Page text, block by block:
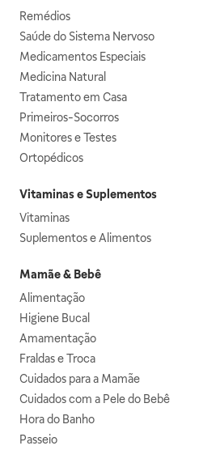
Remédios
Saúde do Sistema Nervoso
Medicamentos Especiais
Medicina Natural
Tratamento em Casa
Primeiros-Socorros
Monitores e Testes
Ortopédicos
Vitaminas e Suplementos
Vitaminas
Suplementos e Alimentos
Mamãe & Bebê
Alimentação
Higiene Bucal
Amamentação
Fraldas e Troca
Cuidados para a Mamãe
Cuidados com a Pele do Bebê
Hora do Banho
Passeio